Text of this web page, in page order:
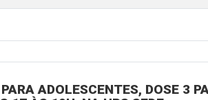
ADOLESCENTES, DOSE 3